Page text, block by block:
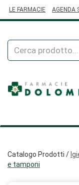
LE FARMACIE AGENDA
Cerca
Prodotto
Catalogo Prodotti /
e tamponi